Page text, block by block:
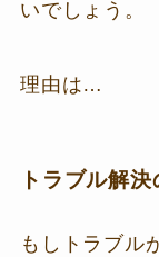
いでしょう。
理由は…
トラブル解
もしトラブル